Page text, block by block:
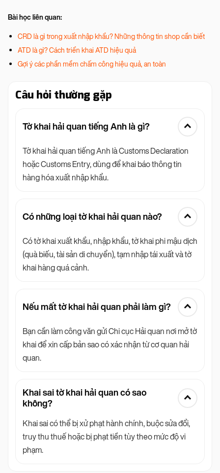
Bài học liên quan:
CRD là gì trong xuất nhập khẩu? Những thông tin shop cần biết
ATD là gì? Cách triển khai ATD hiệu quả
Gợi ý các phần mềm chấm công hiệu quả, an toàn
Câu hỏi thường gặp
Tờ khai hải quan tiếng Anh là gì?
Tờ khai hải quan tiếng Anh là Customs Declaration
hoặc Customs Entry, dùng để khai báo thông tin
hàng hóa xuất nhập khẩu.
Có những loại tờ khai hải quan nào?
Có tờ khai xuất khẩu, nhập khẩu, tờ khai phi mậu dịch
(quà biếu, tài sản di chuyển), tạm nhập tái xuất và tờ
khai hàng quá cảnh.
Nếu mất tờ khai hải quan phải làm gì?
Bạn cần làm công văn gửi Chi cục Hải quan nơi mở tờ
khai để xin cấp bản sao có xác nhận từ cơ quan hải
quan.
Khai sai tờ khai hải quan có sao
không?
Khai sai có thể bị xử phạt hành chính, buộc sửa đổi,
truy thu thuế hoặc bị phạt tiền tùy theo mức độ vi
phạm.